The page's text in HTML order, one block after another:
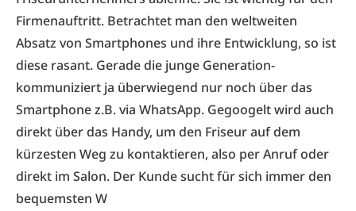
Firmenauftritt. Betrachtet man den weltweiten
Absatz von Smartphones und ihre Entwicklung, so ist
diese rasant. Gerade die junge Generation­
kommuniziert ja überwiegend nur noch über das
Smartphone z.B. via WhatsApp. Gegoogelt wird auch
direkt über das Handy, um den Friseur auf dem
kürzesten Weg zu kontaktieren, also per Anruf oder
direkt im Salon. Der Kunde sucht für sich immer den
bequemsten W